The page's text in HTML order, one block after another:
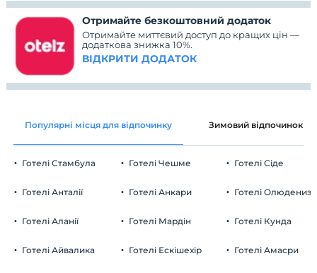
Отримайте безкоштовний додаток
Отримайте миттєвий доступ до кращих цін —
додаткова знижка 10%.
ВІДКРИТИ ДОДАТОК
Популярні місця для відпочинку Зимовий відпочинок
Готелі Стамбула
Готелі Анталії
Готелі Аланії
Готелі Айвалика
Готелі Чешме
Готелі Анкари
Готелі Мардін
Готелі Ескішехір
Готелі Сіде
Готелі Олюдениза
Готелі Кунда
Готелі Амасри